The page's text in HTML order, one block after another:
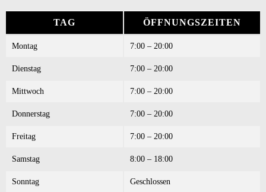
TAG ÖFFNUNGSZEITEN
Montag 7:00 – 20:00
Dienstag 7:00 – 20:00
Mittwoch 7:00 – 20:00
Donnerstag 7:00 – 20:00
Freitag 7:00 – 20:00
Samstag 8:00 – 18:00
Sonntag Geschlossen